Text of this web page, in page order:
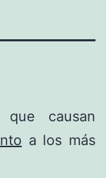
causan
a los más